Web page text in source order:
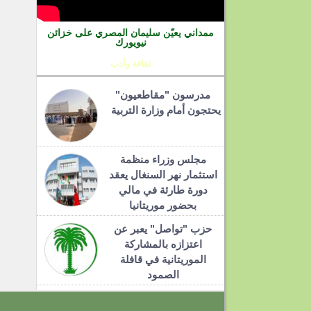
ممداني يعيّن سليمان المصري على خزائن
نيويورك
ثقافة وأدب
مدرسون "مقاطعيون"
يحتجون أمام وزارة التربية
مجلس وزراء منظمة
استثمار نهر السنغال يعقد
دورة طارئة في مالي
بحضور موريتانيا
حزب "تواصل" يعبر عن
اعتزازه بالمشاركة
الموريتانية في قافلة
الصمود